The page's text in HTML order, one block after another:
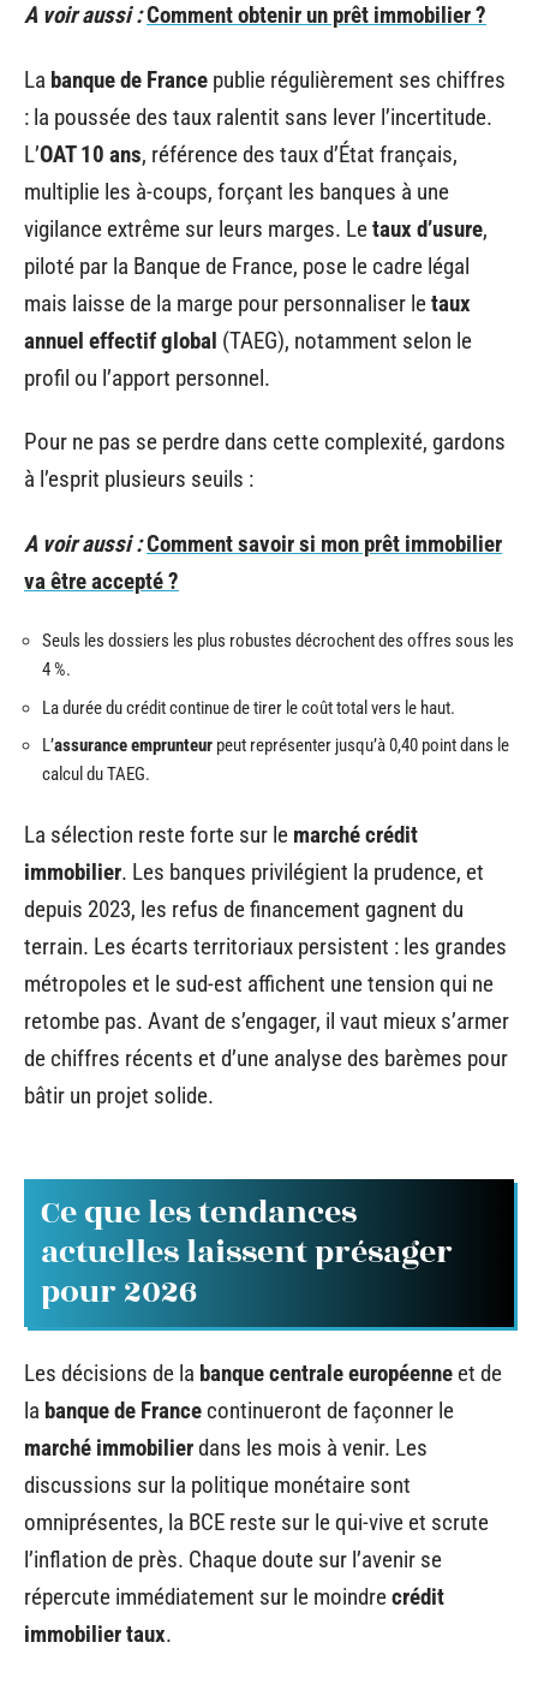
A voir aussi :Comment obtenir un prêt immobilier ?
La banque de France publie régulièrement ses chiffres
: la poussée des taux ralentit sans lever l’incertitude.
L’OAT 10 ans, référence des taux d’État français,
multiplie les à-coups, forçant les banques à une
vigilance extrême sur leurs marges. Letaux d’usure,
piloté par la Banque de France, pose le cadre légal
mais laisse de la marge pour personnaliser letaux
annuel effectif global (TAEG), notamment selon le
profil ou l’apport personnel.
Pour ne pas se perdre dans cette complexité, gardons
à l’esprit plusieurs seuils :
A voir aussi :Comment savoir si mon prêt immobilier
va être accepté ?
Seuls les dossiers les plus robustes décrochent des offres sous les
4 %.
La durée du crédit continue de tirer le coût total vers le haut.
L’assurance emprunteur peut représenter jusqu’à 0,40 point dans le
calcul du TAEG.
La sélection reste forte sur le marché crédit
immobilier. Les banques privilégient la prudence, et
depuis 2023, les refus de financement gagnent du
terrain. Les écarts territoriaux persistent : les grandes
métropoles et le sud-est affichent une tension qui ne
retombe pas. Avant de s’engager, il vaut mieux s’armer
de chiffres récents et d’une analyse des barèmes pour
bâtir un projet solide.
Ce que les tendances
actuelles laissent présager
pour 2026
Les décisions de la banque centrale européenne et de
la banque de France continueront de façonner le
marché immobilierdans les mois à venir. Les
discussions sur la politique monétaire sont
omniprésentes, la BCE reste sur le qui-vive et scrute
l’inflation de près. Chaque doute sur l’avenir se
répercute immédiatement sur le moindrecrédit
immobilier taux.